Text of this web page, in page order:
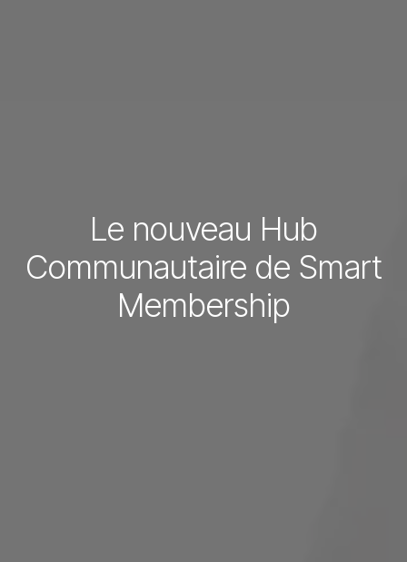
Le nouveau Hub
Communautaire de Smart
Membership